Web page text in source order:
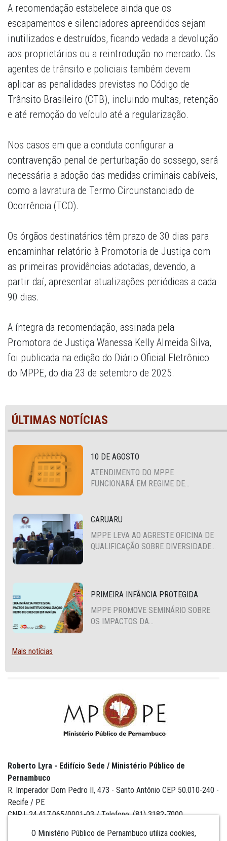
A recomendação estabelece ainda que os
escapamentos e silenciadores apreendidos sejam
inutilizados e destruídos, ficando vedada a devolução
aos proprietários ou a reintrodução no mercado. Os
agentes de trânsito e policiais também devem
aplicar as penalidades previstas no Código de
Trânsito Brasileiro (CTB), incluindo multas, retenção
e até remoção do veículo até a regularização.
Nos casos em que a conduta configurar a
contravenção penal de perturbação do sossego, será
necessária a adoção das medidas criminais cabíveis,
como a lavratura de Termo Circunstanciado de
Ocorrência (TCO).
Os órgãos destinatários têm prazo de 30 dias para
encaminhar relatório à Promotoria de Justiça com
as primeiras providências adotadas, devendo, a
partir daí, apresentar atualizações periódicas a cada
90 dias.
A íntegra da recomendação, assinada pela
Promotora de Justiça Wanessa Kelly Almeida Silva,
foi publicada na edição do Diário Oficial Eletrônico
do MPPE, do dia 23 de setembro de 2025.
ÚLTIMAS NOTÍCIAS
10 DE AGOSTO
ATENDIMENTO DO MPPE
FUNCIONARÁ EM REGIME DE
CARUARU
MPPE LEVA AO AGRESTE OFICINA DE
QUALIFICAÇÃO SOBRE DIVERSIDADE
PRIMEIRA INFÂNCIA PROTEGIDA
MPPE PROMOVE SEMINÁRIO SOBRE
OS IMPACTOS DA
Mais notícias
O Ministério Público de Pernambuco utiliza cookies,
Roberto Lyra - Edifício Sede / Ministério Público de
Pernambuco
R. Imperador Dom Pedro II, 473 - Santo Antônio CEP 50.010-240 -
Recife / PE
CNPJ: 24.417.065/0001-03 / Telefone: (81) 3182-7000